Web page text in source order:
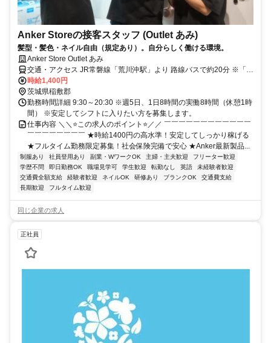
Anker Storeの接客スタッフ (Outlet あみ)
髪型・髪色・ネイル自由（規定あり）。自分らしく働ける環境。
Anker Store Outlet あみ
交通・アクセス JR常磐線「荒川沖駅」より 路線バスで約20分 ※「あ
みプレミアム・アウトレット」バス停下車すぐ /JR常磐線「牛久駅」
からも 路線バスでアクセス可能
時給1,400円
茨城県稲敷郡
勤務時間詳細 9:30～20:30 ※週5日、1日8時間の実働8時間（休憩1時
間） ※安定してシフトに入りたい方を募集します。
仕事内容 ＼＼⭐この求人のポイント⭐／／ ￣￣￣￣￣￣￣￣￣￣￣￣
￣￣￣￣￣￣￣￣ ★時給1400円の高水準！安定してしっかり稼げる
★フルタイム勤務限定募集！社会保険完備で安心 ★Anker最新製品...
制服あり 社員登用あり 副業・WワークOK 主婦・主夫歓迎
フリーター歓迎
学歴不問
即日勤務OK 職場見学可 学生歓迎 転勤なし 英語
未経験者歓迎
交通費全額支給
経験者歓迎 ネイルOK 研修あり ブランクOK
交通費支給
長期歓迎
フルタイム歓迎
同じ企業の求人
正社員